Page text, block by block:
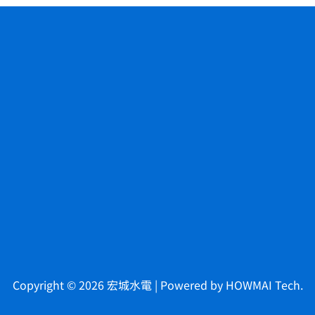
Copyright © 2026 宏城水電 | Powered by HOWMAI Tech.